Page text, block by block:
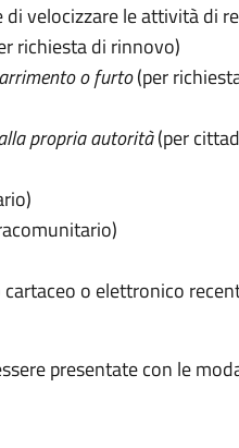
velocizzare le attività di
richiesta di rinnovo)
o furto(per
propria autorità(per
o elettronico
presentate con le